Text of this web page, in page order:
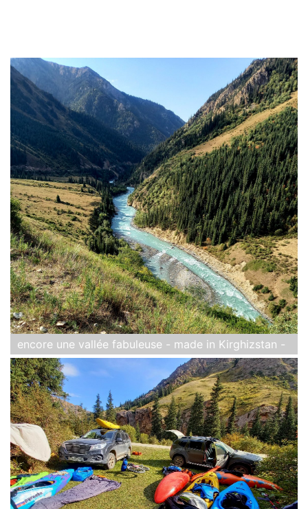
encore une vallée fabuleuse - made in Kirghizstan -